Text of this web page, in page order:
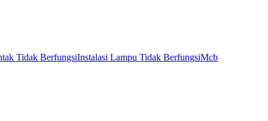
Tidak BerfungsiInstalasi Lampu Tidak BerfungsiMcb